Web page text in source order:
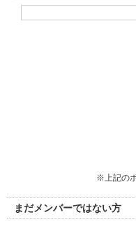
※上記の
まだメンバーではない方